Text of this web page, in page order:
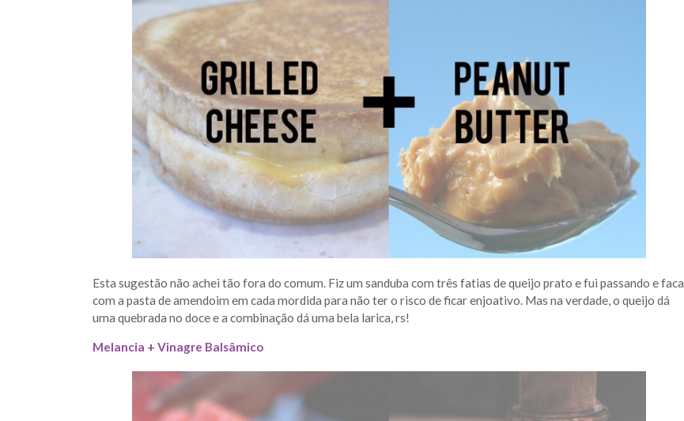
Esta sugestão não achei tão fora do comum. Fiz um sanduba com três fatias de queijo prato e fui passando e faca
com a pasta de amendoim em cada mordida para não ter o risco de ficar enjoativo. Mas na verdade, o queijo dá
uma quebrada no doce e a combinação dá uma bela larica, rs!
Melancia + Vinagre Balsâmico